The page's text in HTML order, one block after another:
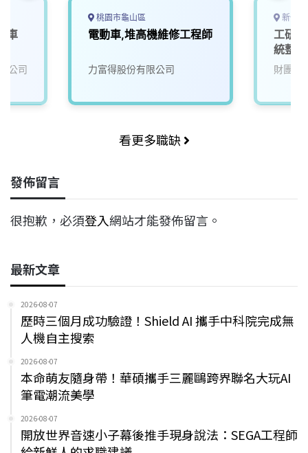
車
公司
桃園市龜山區
電動車,堆高機維修工程師
力富得股份有限公司
新竹
工研
統整
財團法
看更多職缺
發佈留言
很抱歉，必須登入網站才能發佈留言。
最新文章
2026-08-07
歷時三個月成功驗證！Shield AI 攜手中科院完成無
人機自主搜索
2026-08-07
本命萌友隨身帶！華碩攜手三麗鷗跨界聯名大玩AI
筆電潮流美學
2026-08-07
開放世界音速小子幕後推手現身說法：SEGA工程師